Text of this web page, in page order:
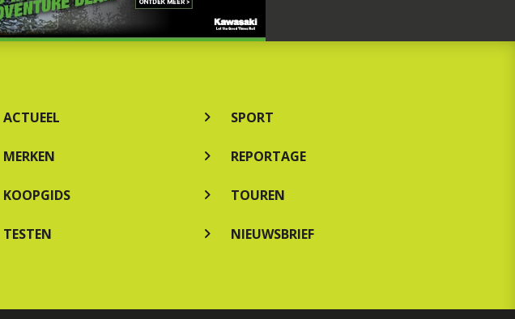
ACTUEEL
MERKEN
KOOPGIDS
TESTEN
SPORT
REPORTAGE
TOUREN
NIEUWSBRIEF